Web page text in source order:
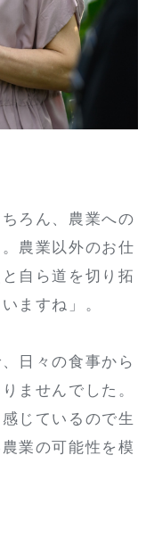
ろん、農業への
農業以外のお仕
自ら道を切り拓
ますね」。
日々の食事から
ませんでした。
じているので生
業の可能性を模